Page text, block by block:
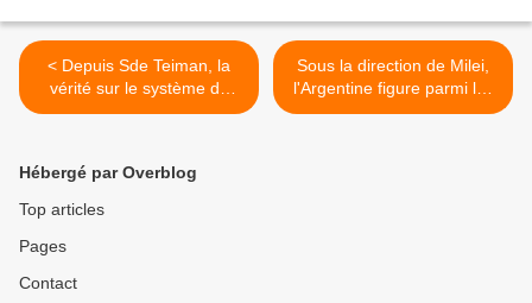
< Depuis Sde Teiman, la
vérité sur le système de
justice militaire israélien a
Sous la direction de Milei,
l'Argentine figure parmi les
10 pays du monde ayant
Hébergé par Overblog
Top articles
Pages
Contact